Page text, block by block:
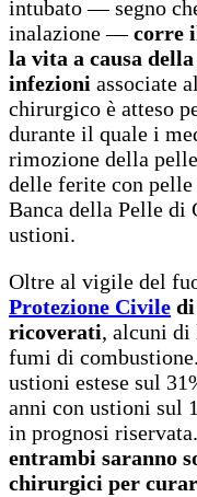
intubato — segno
inalazione —corre
la vita a causa
infezioni associate
chirurgico è atteso
durante il quale i
rimozione della
delle ferite con
Banca della Pelle di
ustioni.
Oltre al vigile del
Protezione Civile di
ricoverati, alcuni di
fumi di
ustioni estese sul
anni con ustioni sul
in prognosi
entrambi saranno
chirurgici per